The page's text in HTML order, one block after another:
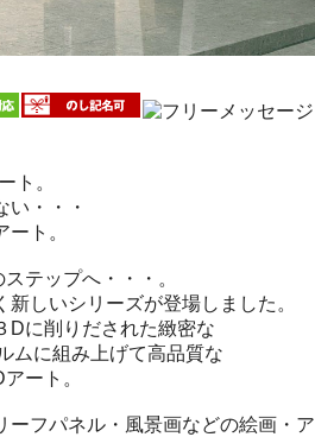
ト。
い・・・
ト。
テップへ・・・。
しいシリーズが登場しました。
Dに削りだされた緻密な
ムに組み上げて高品質な
ート。
ーフパネル・風景画などの絵画・ア